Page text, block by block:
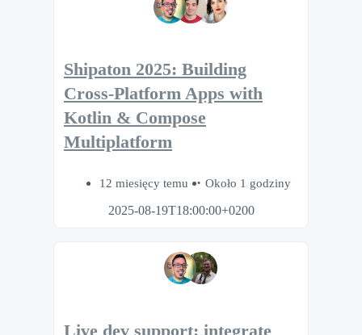
Shipaton 2025: Building
Cross-Platform Apps with
Kotlin & Compose
Multiplatform
12 miesięcy temu
Około 1 godziny
2025-08-19T18:00:00+0200
Live dev support: integrate